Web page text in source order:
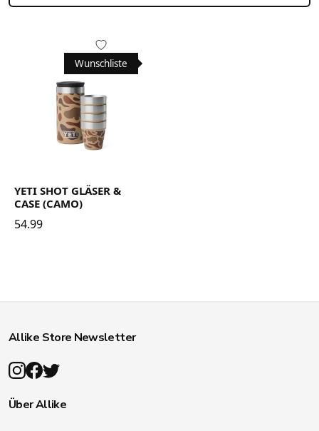
Wunschliste
YETI SHOT GLÄSER &
CASE (CAMO)
54.99
Allike Store Newsletter
Über Allike